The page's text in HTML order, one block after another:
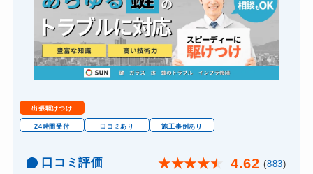
出張駆けつけ
24時間受付 口コミあり 施工事例あり
口コミ評価 ★★★★★ 4.62 (883)